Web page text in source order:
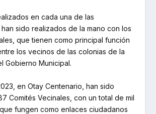
en cada una de las
sido realizados de la mano con los
que tienen como principal función
los vecinos de las colonias de la
Gobierno Municipal.
en Otay Centenario, han sido
Comités Vecinales, con un total de mil
fungen como enlaces ciudadanos